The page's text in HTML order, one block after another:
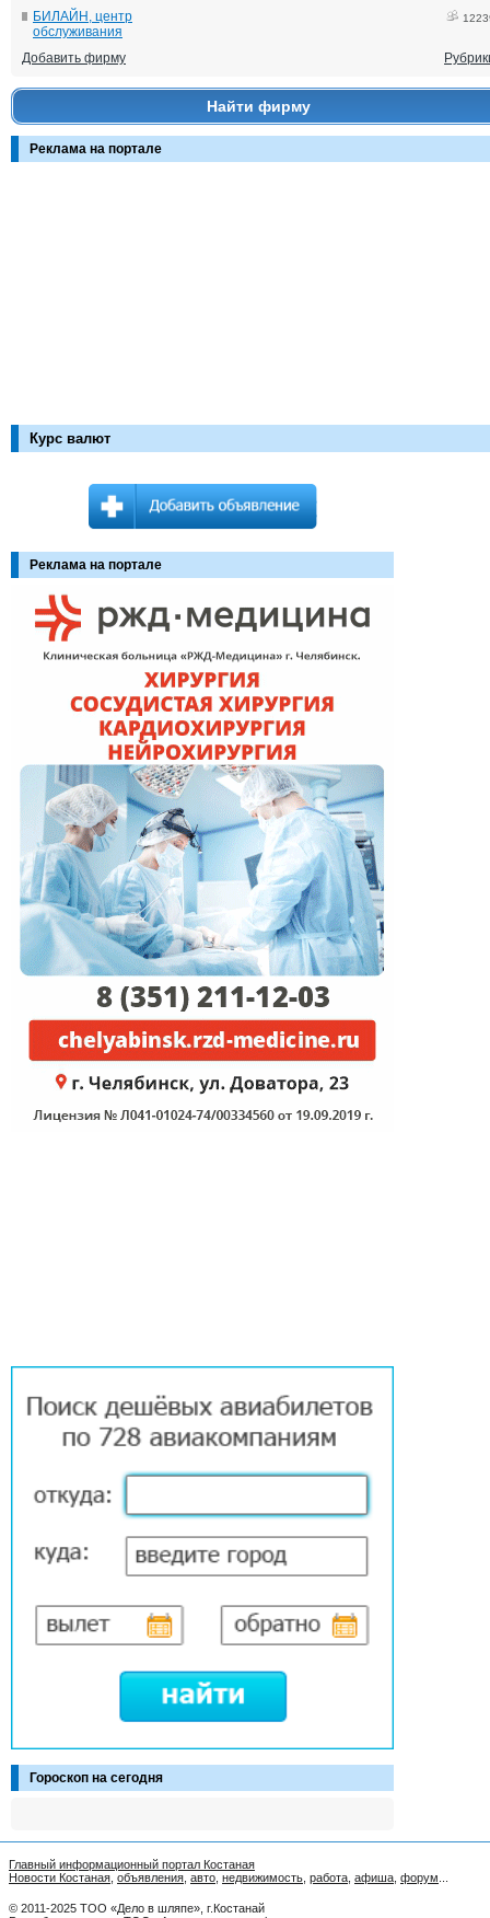
БИЛАЙН, центр
обслуживания
Добавить фирму
Найти фирму
Реклама на портале
Курс валют
Реклама на портале
Гороскоп на сегодня
Главный информационный портал Костаная
Новости Костаная объявления авто недвижимость работа афиша форум
© 2011-2025 ТОО «Дело в шляпе», г.Костанай